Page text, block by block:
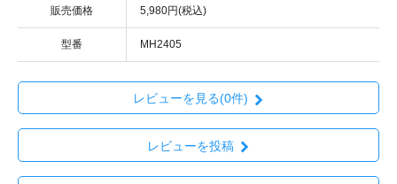
販売価格 5,980円(税込)
型番 MH2405
レビューを見る(0件)
レビューを投稿